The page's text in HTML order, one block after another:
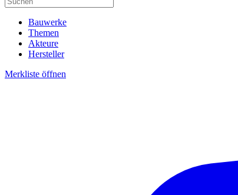
Bauwerke
Themen
Akteure
Hersteller
Merkliste öffnen